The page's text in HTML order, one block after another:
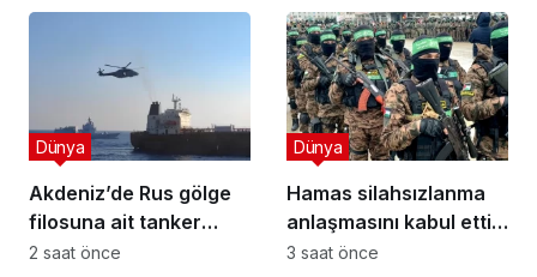
Akdeniz’de Rus gölge
filosuna ait tanker
helikopterle basıldı
Dünya
2 saat önce
Hamas silahsızlanma
anlaşmasını kabul etti,
zorluklar neler?
Dünya
3 saat önce